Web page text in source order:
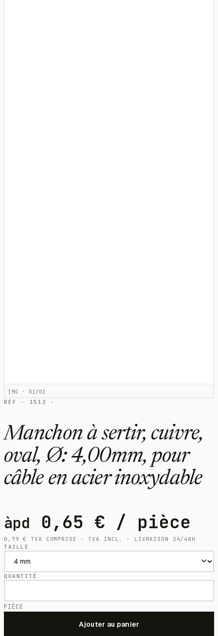
IMG · 01/01
RÉF · 1512 ·
Manchon à sertir, cuivre,
oval, Ø: 4,00mm, pour
câble en acier inoxydable
àpd 0,65 € / pièce
0,79€
TVA COMPRISE · TVA INCL. · LIVRAISON 24/48H
TAILLE
QUANTITÉ
PIÈCE